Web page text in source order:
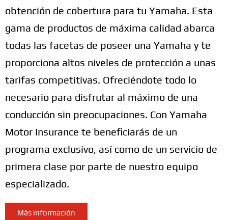
obtención de cobertura para tu Yamaha. Esta
gama de productos de máxima calidad abarca
todas las facetas de poseer una Yamaha y te
proporciona altos niveles de protección a unas
tarifas competitivas. Ofreciéndote todo lo
necesario para disfrutar al máximo de una
conducción sin preocupaciones. Con Yamaha
Motor Insurance te beneficiarás de un
programa exclusivo, así como de un servicio de
primera clase por parte de nuestro equipo
especializado.
Más información